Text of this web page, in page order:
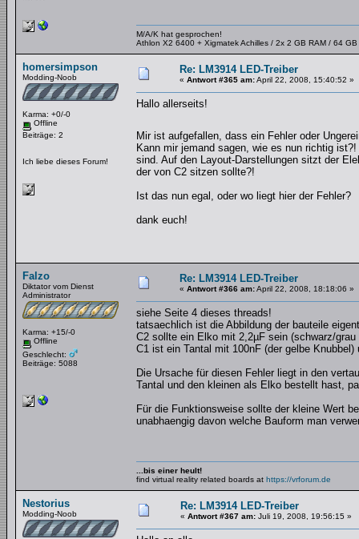
M/A/K hat gesprochen!
Athlon X2 6400 + Xigmatek Achilles / 2x 2 GB RAM / 64 GB
homersimpson
Modding-Noob
Karma: +0/-0
Offline
Beiträge: 2
Ich liebe dieses Forum!
Re: LM3914 LED-Treiber
« Antwort #365 am:April 22, 2008, 15:40:52 »
Hallo allerseits!
Mir ist aufgefallen, dass ein Fehler oder
Kann mir jemand sagen, wie es nun richtig
sind. Auf den Layout-Darstellungen sitzt der
der von C2 sitzen sollte?!
Ist das nun egal, oder wo liegt hier der Fehler?
dank euch!
Falzo
Diktator vom Dienst
Administrator
Karma: +15/-0
Offline
Geschlecht:
Beiträge: 5088
Re: LM3914 LED-Treiber
« Antwort #366 am:April 22, 2008, 18:18:06 »
siehe Seite 4 dieses threads!
tatsaechlich ist die Abbildung der bauteile
C2 sollte ein Elko mit 2,2µF sein (schwarz/
C1 ist ein Tantal mit 100nF (der gelbe
Die Ursache für diesen Fehler liegt in den
Tantal und den kleinen als Elko bestellt hast,
Für die Funktionsweise sollte der kleine Wert
unabhaengig davon welche Bauform man
...bis einer heult!
find virtual reality related boards at https://vrforum.de
Nestorius
Modding-Noob
Re: LM3914 LED-Treiber
« Antwort #367 am: Juli 19, 2008, 19:56:15 »